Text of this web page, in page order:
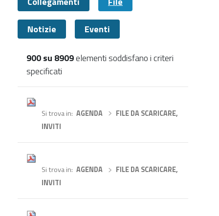
Notizie Eventi
900 su 8909elementi soddisfano i criteri
specificati
File
Si trova in AGENDA
FILE DA SCARICARE,
INVITI
Si trova in AGENDA
FILE DA SCARICARE,
INVITI